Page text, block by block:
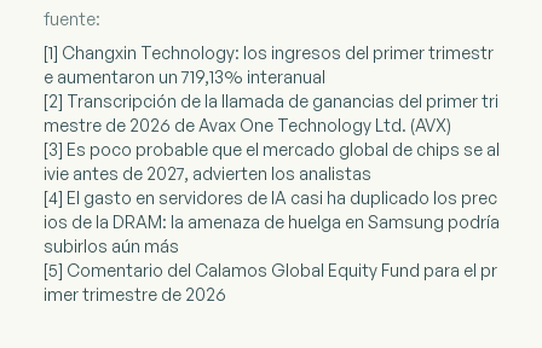
fuente:
[1] Changxin Technology: los ingresos del primer trimestr
e aumentaron un 719,13% interanual
[2] Transcripción de la llamada de ganancias del primer tri
mestre de 2026 de Avax One Technology Ltd. (AVX)
[3] Es poco probable que el mercado global de chips se al
ivie antes de 2027, advierten los analistas
[4] El gasto en servidores de IA casi ha duplicado los prec
ios de la DRAM: la amenaza de huelga en Samsung podría
subirlos aún más
[5] Comentario del Calamos Global Equity Fund para el pr
imer trimestre de 2026